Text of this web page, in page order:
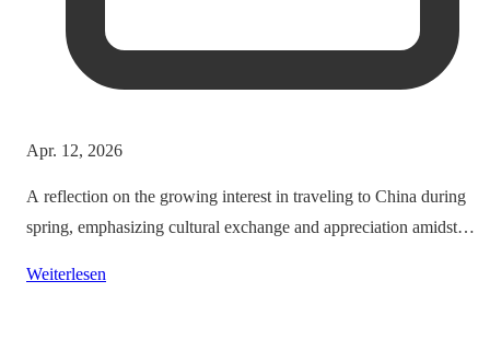
Apr. 12, 2026
A reflection on the growing interest in traveling to China during
spring, emphasizing cultural exchange and appreciation amidst
Weiterlesen